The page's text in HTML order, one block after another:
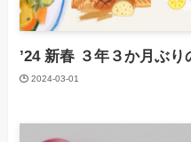
’24 新春 ３年３か月ぶ
2024-03-01